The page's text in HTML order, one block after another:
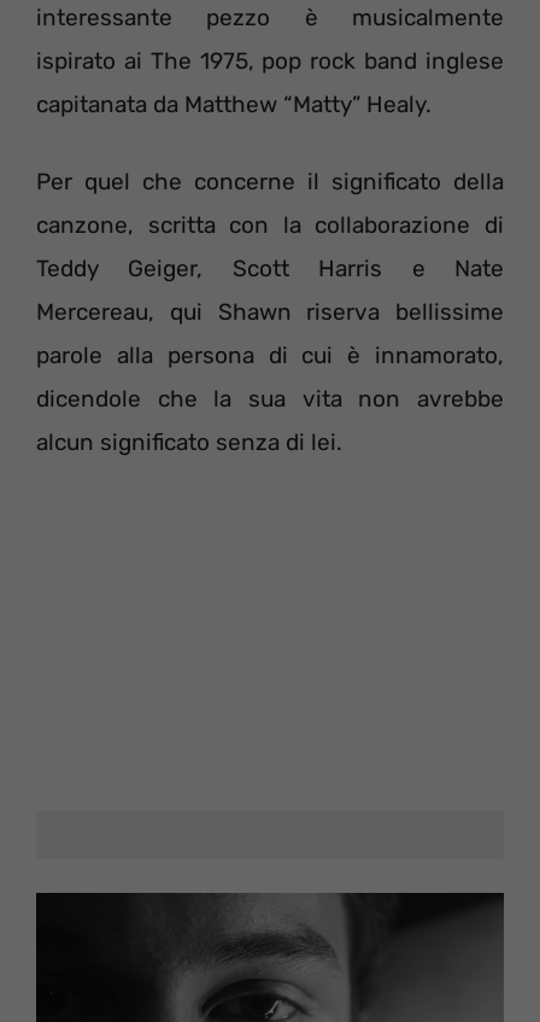
interessante pezzo è musicalmente
ispirato ai The 1975, pop rock band inglese
capitanata da Matthew “Matty” Healy.
Per quel che concerne il significato della
canzone, scritta con la collaborazione di
Teddy Geiger, Scott Harris e Nate
Mercereau, qui Shawn riserva bellissime
parole alla persona di cui è innamorato,
dicendole che la sua vita non avrebbe
alcun significato senza di lei.